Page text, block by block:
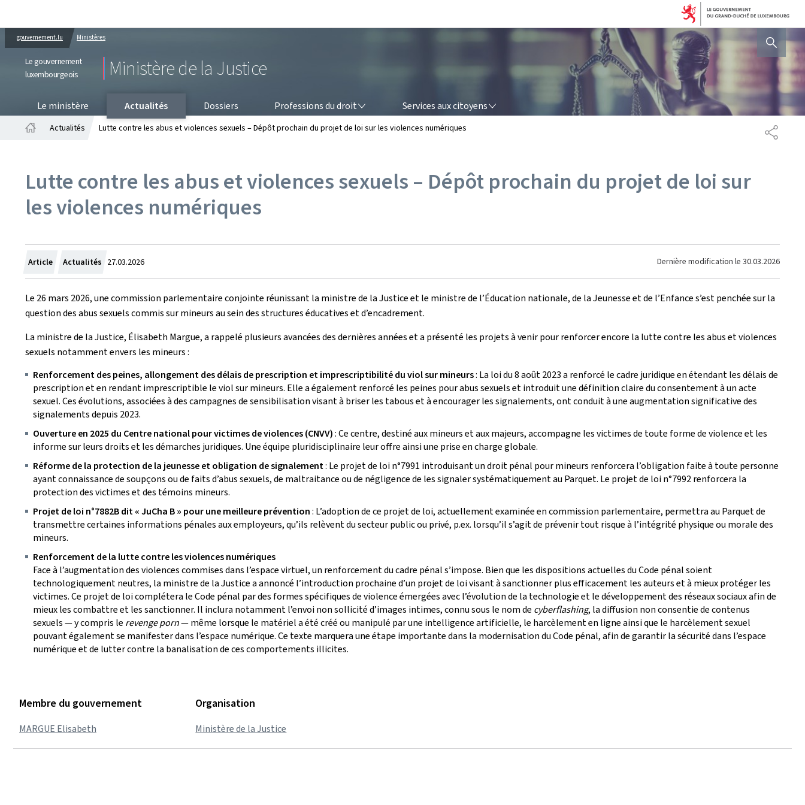
gouvernement.lu Ministères
Le gouvernement
luxembourgeois
Ministère de la Justice
AFFICHER / MASQUER
Le ministère Actualités Dossiers Professions du droit Services aux citoyens
Actualités Lutte contre les abus et violences sexuels – Dépôt prochain du projet de loi sur les violences numériques
Lutte contre les abus et violences sexuels – Dépôt prochain du projet de loi sur
les violences numériques
Article Actualités Crée
le
27.03.2026 Dernière modification le 30.03.2026
Le 26 mars 2026, une commission parlementaire conjointe réunissant la ministre de la Justice et le ministre de l’Éducation nationale, de la Jeunesse et de l’Enfance s’est penchée sur la
question des abus sexuels commis sur mineurs au sein des structures éducatives et d’encadrement.
La ministre de la Justice, Élisabeth Margue, a rappelé plusieurs avancées des dernières années et a présenté les projets à venir pour renforcer encore la lutte contre les abus et violences
sexuels notamment envers les mineurs :
Renforcement des peines, allongement des délais de prescription et imprescriptibilité du viol sur mineurs: La loi du 8 août 2023 a renforcé le cadre juridique en étendant les délais de
prescription et en rendant imprescriptible le viol sur mineurs. Elle a également renforcé les peines pour abus sexuels et introduit une définition claire du consentement à un acte
sexuel. Ces évolutions, associées à des campagnes de sensibilisation visant à briser les tabous et à encourager les signalements, ont conduit à une augmentation significative des
signalements depuis 2023.
Ouverture en 2025 du Centre national pour victimes de violences (CNVV): Ce centre, destiné aux mineurs et aux majeurs, accompagne les victimes de toute forme de violence et les
informe sur leurs droits et les démarches juridiques. Une équipe pluridisciplinaire leur offre ainsi une prise en charge globale.
Réforme de la protection de la jeunesse et obligation de signalement: Le projet de loi n°7991 introduisant un droit pénal pour mineurs renforcera l’obligation faite à toute personne
ayant connaissance de soupçons ou de faits d’abus sexuels, de maltraitance ou de négligence de les signaler systématiquement au Parquet. Le projet de loi n°7992 renforcera la
protection des victimes et des témoins mineurs.
Projet de loi n°7882B dit « JuCha B » pour une meilleure prévention: L’adoption de ce projet de loi, actuellement examinée en commission parlementaire, permettra au Parquet de
transmettre certaines informations pénales aux employeurs, qu’ils relèvent du secteur public ou privé, p.ex. lorsqu’il s’agit de prévenir tout risque à l’intégrité physique ou morale des
mineurs.
Renforcement de la lutte contre les violences numériques
Face à l’augmentation des violences commises dans l’espace virtuel, un renforcement du cadre pénal s’impose. Bien que les dispositions actuelles du Code pénal soient
technologiquement neutres, la ministre de la Justice a annoncé l’introduction prochaine d’un projet de loi visant à sanctionner plus efficacement les auteurs et à mieux protéger les
victimes. Ce projet de loi complétera le Code pénal par des formes spécifiques de violence émergées avec l’évolution de la technologie et le développement des réseaux sociaux afin de
mieux les combattre et les sanctionner. Il inclura notamment l’envoi non sollicité d’images intimes, connu sous le nom de cyberflashing, la diffusion non consentie de contenus
sexuels — y compris le revenge porn— même lorsque le matériel a été créé ou manipulé par une intelligence artificielle, le harcèlement en ligne ainsi que le harcèlement sexuel
pouvant également se manifester dans l’espace numérique. Ce texte marquera une étape importante dans la modernisation du Code pénal, afin de garantir la sécurité dans l’espace
numérique et de lutter contre la banalisation de ces comportements illicites.
Membre du gouvernement
MARGUE Elisabeth
Organisation
Ministère de la Justice